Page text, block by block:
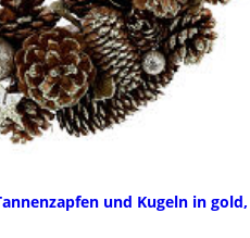
und Kugeln in gold,